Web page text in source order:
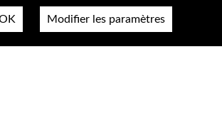
de confidentialité
Mentions légales
Crédits photos
Modifier les paramètres